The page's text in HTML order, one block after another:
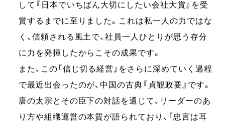
して『⽇本でいちばん⼤切にしたい会社⼤賞』を受
賞するまでに⾄りました。これは私⼀⼈の⼒ではな
く、信頼される風土で、社員⼀⼈ひとりが思う存分
に⼒を発揮したからこその成果です。
また、この「信じ切る経営」をさらに深めていく過程
で最近出会ったのが、中国の古典『貞観政要』です。
唐の太宗とその⾂下の対話を通じて、リーダーのあ
り⽅や組織運営の本質が語られており、「忠⾔は⽿